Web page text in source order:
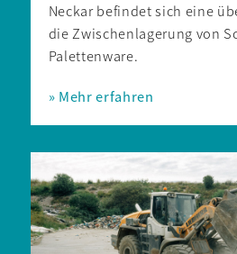
Neckar befindet sich eine
die Zwischen­lagerung von
Paletten­ware.
» Mehr erfahren